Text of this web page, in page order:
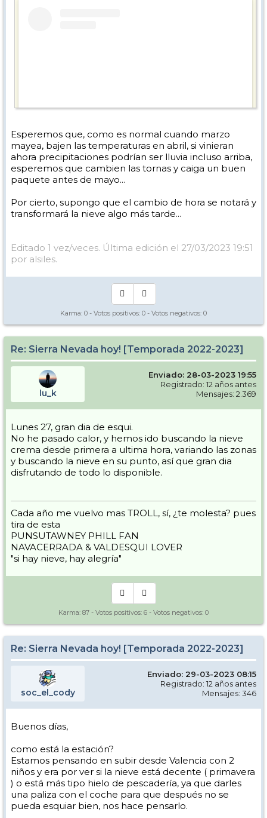
View this post on Instagram
Esperemos que, como es normal cuando marzo
mayea, bajen las temperaturas en abril, si vinieran
ahora precipitaciones podrían ser lluvia incluso arriba,
esperemos que cambien las tornas y caiga un buen
paquete antes de mayo...
Por cierto, supongo que el cambio de hora se notará y
transformará la nieve algo más tarde...
Editado 1 vez/veces. Última edición el 27/03/2023 19:51
por alsiles.
Karma: 0 - Votos positivos: 0 - Votos negativos: 0
Re: Sierra Nevada hoy! [Temporada 2022-2023]
lu_k
Enviado: 28-03-2023 19:55
Registrado: 12 años antes
Mensajes: 2.369
Lunes 27, gran dia de esqui.
No he pasado calor, y hemos ido buscando la nieve
crema desde primera a ultima hora, variando las zonas
y buscando la nieve en su punto, así que gran dia
disfrutando de todo lo disponible.
Cada año me vuelvo mas TROLL, sí, ¿te molesta? pues
tira de esta
PUNSUTAWNEY PHILL FAN
NAVACERRADA & VALDESQUI LOVER
"si hay nieve, hay alegría"
Karma: 87 - Votos positivos: 6 - Votos negativos: 0
Re: Sierra Nevada hoy! [Temporada 2022-2023]
soc_el_cody
Enviado: 29-03-2023 08:15
Registrado: 12 años antes
Mensajes: 346
Buenos días,
como está la estación?
Estamos pensando en subir desde Valencia con 2
niños y era por ver si la nieve está decente ( primavera
) o está más tipo hielo de pescadería, ya que darles
una paliza con el coche para que después no se
pueda esquiar bien, nos hace pensarlo.